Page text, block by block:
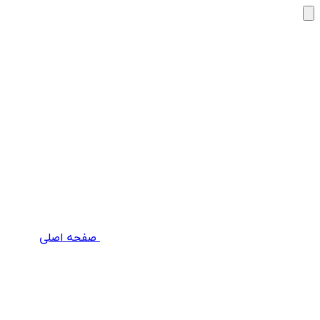
صفحه اصلی